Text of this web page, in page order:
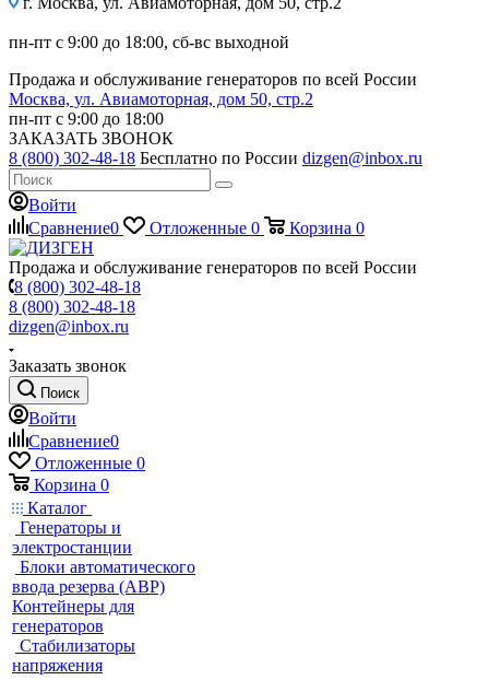
пн-пт с 9:00 до 18:00, сб-вс выходной
Продажа и обслуживание генераторов по всей России
Москва, ул. Авиамоторная, дом 50, стр.2
пн-пт с 9:00 до 18:00
ЗАКАЗАТЬ ЗВОНОК
8 (800) 302-48-18 Бесплатно по России dizgen@inbox.ru
Войти
Сравнение0 Отложенные 0 Корзина 0
Продажа и обслуживание генераторов по всей России
8 (800) 302-48-18
8 (800) 302-48-18
dizgen@inbox.ru
Заказать звонок
Поиск
Войти
Сравнение0
Отложенные 0
Корзина 0
Каталог
Генераторы и
электростанции
Блоки автоматического
ввода резерва (АВР)
Контейнеры для
генераторов
Стабилизаторы
напряжения